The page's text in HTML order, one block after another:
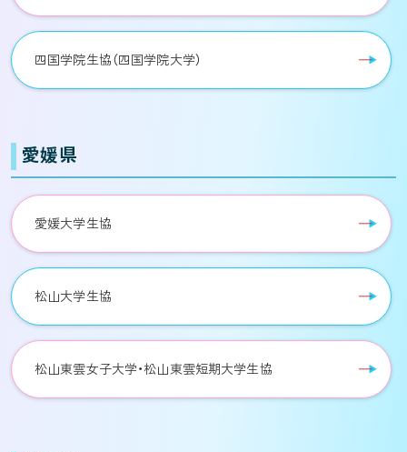
四国学院生協（四国学院大学）
愛媛県
愛媛大学生協
松山大学生協
松山東雲女子大学・松山東雲短期大学生協